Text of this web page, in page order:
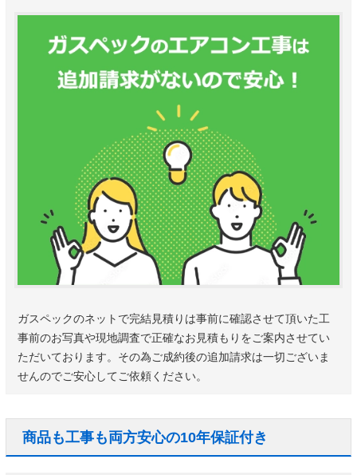
ガスペックのネットで完結見積りは事前に確認させて頂いた工
事前のお写真や現地調査で正確なお見積もりをご案内させてい
ただいております。その為ご成約後の追加請求は一切ございま
せんのでご安心してご依頼ください。
商品も工事も両方安心の10年保証付き